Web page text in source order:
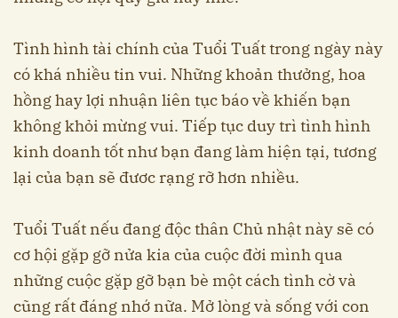
Tình hình tài chính của Tuổi Tuất trong ngày này
có khá nhiều tin vui. Những khoản thưởng, hoa
hồng hay lợi nhuận liên tục báo về khiến bạn
không khỏi mừng vui. Tiếp tục duy trì tình hình
kinh doanh tốt như bạn đang làm hiện tại, tương
lại của bạn sẽ đươc rạng rỡ hơn nhiều.
Tuổi Tuất nếu đang độc thân Chủ nhật này sẽ có
cơ hội gặp gỡ nửa kia của cuộc đời mình qua
những cuộc gặp gỡ bạn bè một cách tình cờ và
cũng rất đáng nhớ nữa. Mở lòng và sống với con